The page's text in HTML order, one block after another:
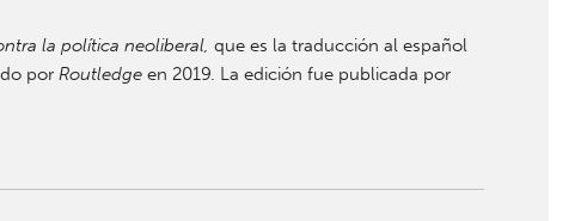
la política neoliberal, que es la traducción al español
por Routledgeen 2019. La edición fue publicada por